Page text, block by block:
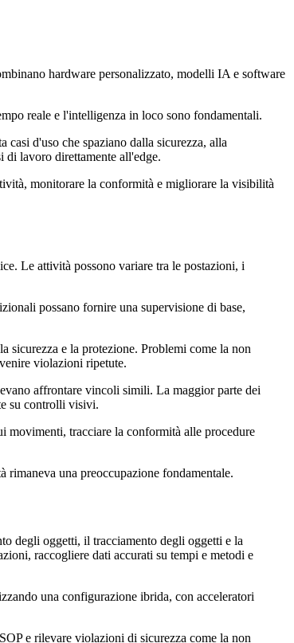
hardware personalizzato, modelli IA e software
reale e l'intelligenza in loco sono fondamentali.
d'uso che spaziano dalla sicurezza, alla
di lavoro direttamente all'edge.
monitorare la conformità e migliorare la visibilità
Le attività possono variare tra le postazioni, i
possano fornire una supervisione di base,
sicurezza e la protezione. Problemi come la non
violazioni ripetute.
affrontare vincoli simili. La maggior parte dei
su controlli visivi.
movimenti, tracciare la conformità alle procedure
una preoccupazione fondamentale.
degli oggetti, il tracciamento degli oggetti e la
raccogliere dati accurati su tempi e metodi e
una configurazione ibrida, con acceleratori
e rilevare violazioni di sicurezza come la non